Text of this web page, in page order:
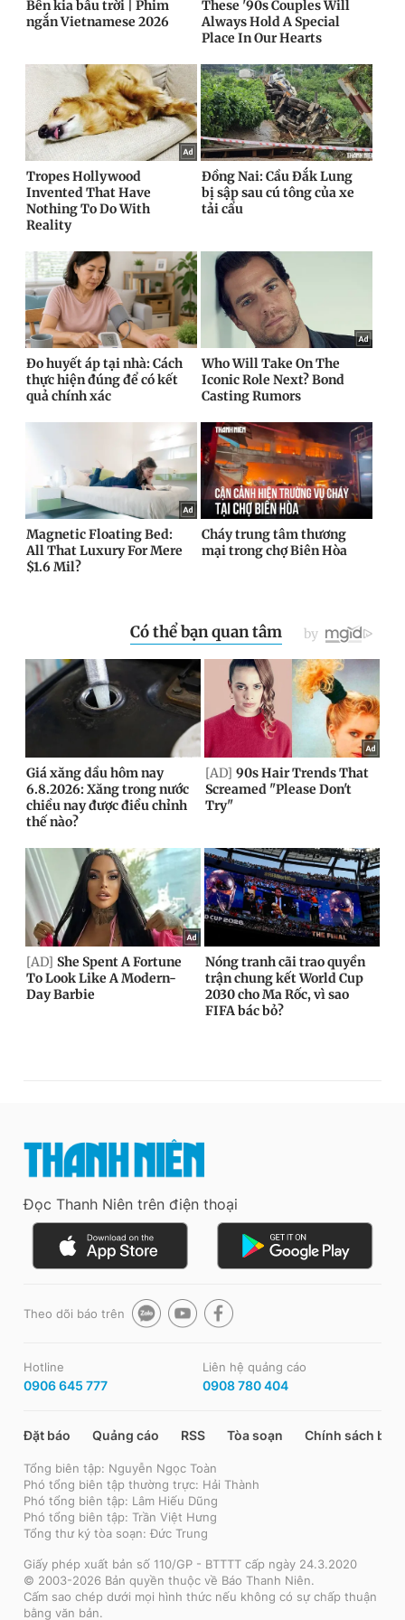
Đọc Thanh Niên trên điện thoại
Theo dõi báo trên
Hotline
0906 645 777
Liên hệ quảng cáo
0908 780 404
Đặt báo Quảng cáo RSS Tòa soạn Chính sách bảo
Tổng biên tập: Nguyễn Ngọc Toàn
Phó tổng biên tập thường trực: Hải Thành
Phó tổng biên tập: Lâm Hiếu Dũng
Phó tổng biên tập: Trần Việt Hưng
Tổng thư ký tòa soạn: Đức Trung
Giấy phép xuất bản số 110/GP - BTTTT cấp ngày 24.3.2020
© 2003-2026 Bản quyền thuộc về Báo Thanh Niên.
Cấm sao chép dưới mọi hình thức nếu không có sự chấp thuận
bằng văn bản.